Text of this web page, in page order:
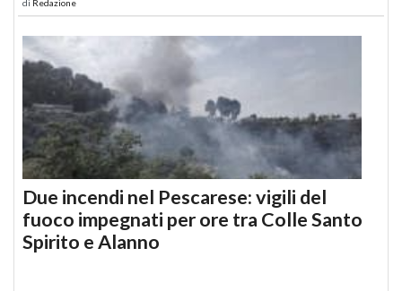
di Redazione
Due incendi nel Pescarese: vigili del
fuoco impegnati per ore tra Colle Santo
Spirito e Alanno